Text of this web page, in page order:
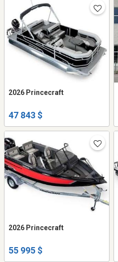
2026 Princecraft
47 843 $
2026 Princecraft
55 995 $